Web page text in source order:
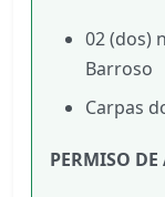
02 (dos)
Barroso
Carpas
PERMISO DE